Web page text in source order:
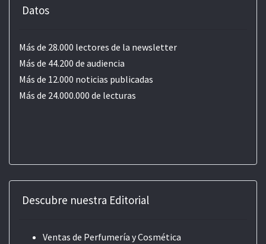
Datos
Más de 28.000 lectores de la newsletter
Más de 44.200 de audiencia
Más de 12.000 noticias publicadas
Más de 24.000.000 de lecturas
Descubre nuestra Editorial
Ventas de Perfumería y Cosmética